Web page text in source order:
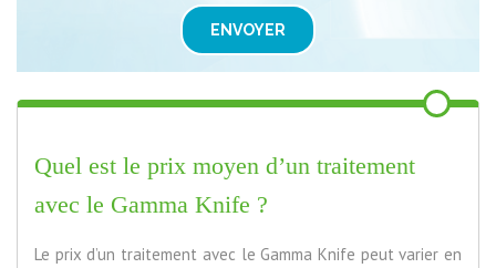
ENVOYER
Quel est le prix moyen d’un traitement
avec le Gamma Knife ?
Le prix d’un traitement avec le Gamma Knife peut varier en